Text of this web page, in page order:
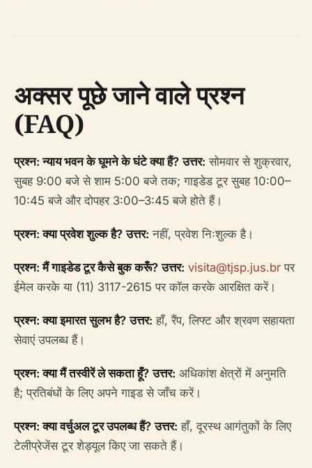
अक्सर पूछे जाने वाले प्रश्न
(FAQ)
प्रश्न: न्याय भवन के घूमने के घंटे क्या हैं? उत्तर: सोमवार से शुक्रवार,
सुबह 9:00 बजे से शाम 5:00 बजे तक; गाइडेड टूर सुबह 10:00–
10:45 बजे और दोपहर 3:00–3:45 बजे होते हैं।
प्रश्न: क्या प्रवेश शुल्क है? उत्तर: नहीं, प्रवेश निःशुल्क है।
प्रश्न: मैं गाइडेड टूर कैसे बुक करूँ? उत्तर: visita@tjsp.jus.br पर
ईमेल करके या (11) 3117-2615 पर कॉल करके आरक्षित करें।
प्रश्न: क्या इमारत सुलभ है? उत्तर: हाँ, रैंप, लिफ्ट और श्रवण सहायता
सेवाएं उपलब्ध हैं।
प्रश्न: क्या मैं तस्वीरें ले सकता हूँ? उत्तर: अधिकांश क्षेत्रों में अनुमति
है; प्रतिबंधों के लिए अपने गाइड से जाँच करें।
प्रश्न: क्या वर्चुअल टूर उपलब्ध हैं? उत्तर: हाँ, दूरस्थ आगंतुकों के लिए
टेलीप्रेजेंस टूर शेड्यूल किए जा सकते हैं।